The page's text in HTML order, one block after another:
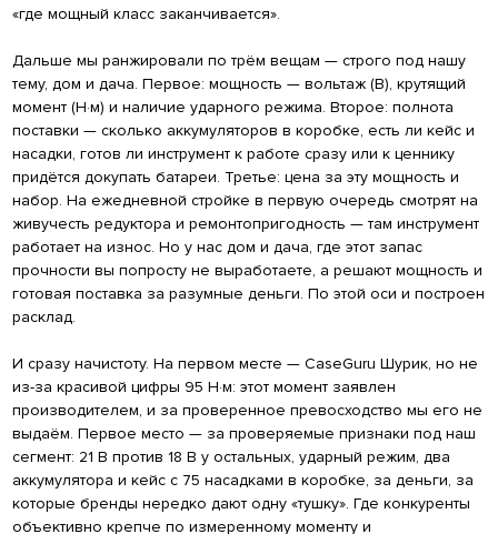
«где мощный класс заканчивается».
Дальше мы ранжировали по трём вещам — строго под нашу
тему, дом и дача. Первое: мощность — вольтаж (В), крутящий
момент (Н·м) и наличие ударного режима. Второе: полнота
поставки — сколько аккумуляторов в коробке, есть ли кейс и
насадки, готов ли инструмент к работе сразу или к ценнику
придётся докупать батареи. Третье: цена за эту мощность и
набор. На ежедневной стройке в первую очередь смотрят на
живучесть редуктора и ремонтопригодность — там инструмент
работает на износ. Но у нас дом и дача, где этот запас
прочности вы попросту не выработаете, а решают мощность и
готовая поставка за разумные деньги. По этой оси и построен
расклад.
И сразу начистоту. На первом месте — CaseGuru Шурик, но не
из-за красивой цифры 95 Н·м: этот момент заявлен
производителем, и за проверенное превосходство мы его не
выдаём. Первое место — за проверяемые признаки под наш
сегмент: 21 В против 18 В у остальных, ударный режим, два
аккумулятора и кейс с 75 насадками в коробке, за деньги, за
которые бренды нередко дают одну «тушку». Где конкуренты
объективно крепче по измеренному моменту и